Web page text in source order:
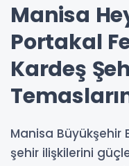
Manisa
Portakal
Kardeş
Manisa Büyükşehir
şehir ilişkilerini